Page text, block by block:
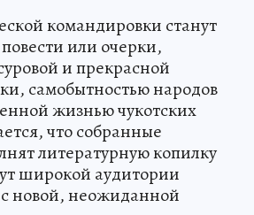
командировки станут
или очерки,
и прекрасной
самобытностью народов
жизнью чукотских
что собранные
литературную копилку
широкой аудитории
с новой, неожиданной